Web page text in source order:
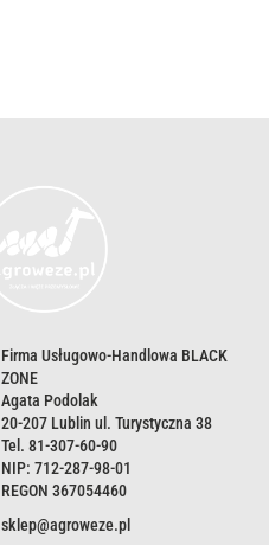
Firma Usługowo-Handlowa BLACK
ZONE
Agata Podolak
20-207 Lublin ul. Turystyczna 38
Tel. 81-307-60-90
NIP: 712-287-98-01
REGON 367054460
sklep@agroweze.pl